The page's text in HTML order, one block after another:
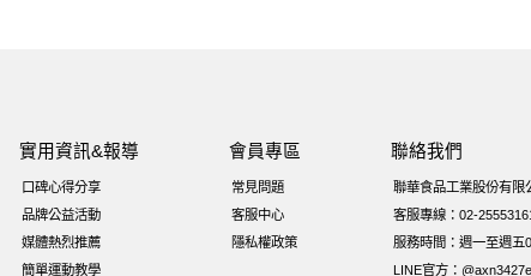
實用資訊&報導
口碑心得分享
品牌公益活動
媒體熱烈推薦
簡單運動教學
會員專區
常見問題
客服中心
隱私權政策
聯絡我們
聯華食品工業股份有限
客服專線：02-
服務時間：週一至週五
LINE官方：@axn3427e